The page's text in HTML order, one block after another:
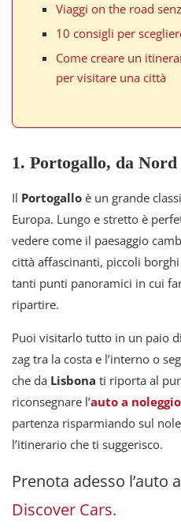
Viaggi on the road
10 consigli per
Come creare un
per visitare una città
1. Portogallo, da Nord
Il Portogallo è un grande
Europa. Lungo e stretto è
vedere come il paesaggio
città affascinanti, piccoli
tanti punti panoramici in cui
ripartire.
Puoi visitarlo tutto in un paio
zag tra la costa e l’interno o
che da Lisbona ti riporta al
riconsegnare l’auto a noleggio
partenza risparmiando sul
l’itinerario che ti suggerisco.
Prenota adesso l’auto
Discover Cars.